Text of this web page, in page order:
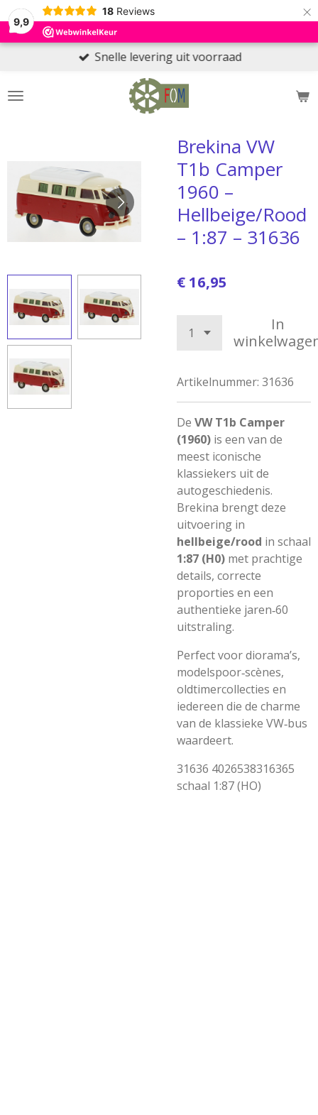
9,9
18 Reviews ×
Snelle levering uit voorraad
Brekina VW
T1b Camper
1960 –
Hellbeige/Rood
– 1:87 – 31636
€ 16,95
In
Artikelnummer: 31636
De VW T1b Camper
(1960) is een van de
meest iconische
klassiekers uit de
autogeschiedenis.
Brekina brengt deze
uitvoering in
hellbeige/rood in schaal
1:87 (H0) met prachtige
details, correcte
proporties en een
authentieke jaren‑60
uitstraling.
Perfect voor diorama’s,
modelspoor‑scènes,
oldtimercollecties en
iedereen die de charme
van de klassieke VW‑bus
waardeert.
31636 4026538316365
schaal 1:87 (HO)